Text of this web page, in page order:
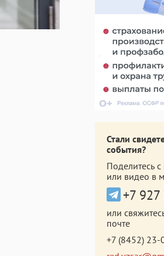
Стали
события?
Поделитесь
или видео в
+7
или
почте
+7 (8452) 23-